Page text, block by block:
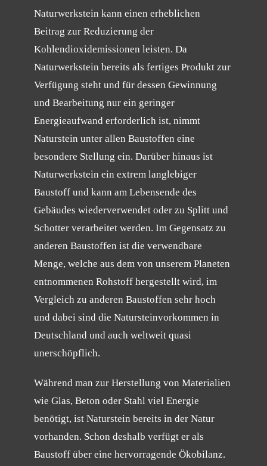
Naturwerkstein kann einen erheblichen
Beitrag zur Reduzierung der
Kohlendioxidemissionen leisten. Da
Naturwerkstein bereits als fertiges Produkt zur
Verfügung steht und für dessen Gewinnung
und Bearbeitung nur ein geringer
Energieaufwand erforderlich ist, nimmt
Naturstein unter allen Baustoffen eine
besondere Stellung ein. Darüber hinaus ist
Naturwerkstein ein extrem langlebiger
Baustoff und kann am Lebensende des
Gebäudes wiederverwendet oder zu Splitt und
Schotter verarbeitet werden. Im Gegensatz zu
anderen Baustoffen ist die verwendbare
Menge, welche aus dem von unserem Planeten
entnommenen Rohstoff hergestellt wird, im
Vergleich zu anderen Baustoffen sehr hoch
und dabei sind die Natursteinvorkommen in
Deutschland und auch weltweit quasi
unerschöpflich.
Während man zur Herstellung von Materialien
wie Glas, Beton oder Stahl viel Energie
benötigt, ist Naturstein bereits in der Natur
vorhanden. Schon deshalb verfügt er als
Baustoff über eine hervorragende Ökobilanz.